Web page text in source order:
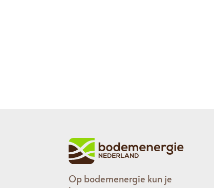
Op bodemenergie kun je